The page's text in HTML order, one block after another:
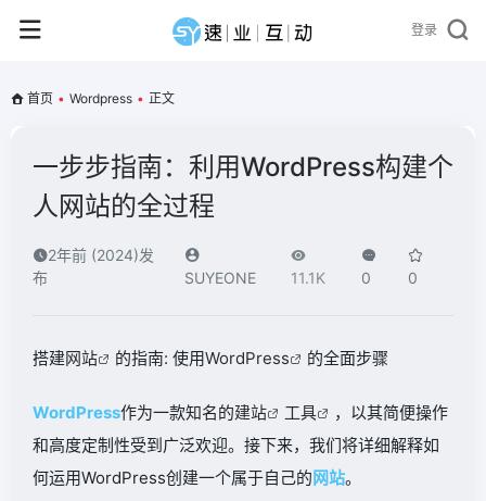
登录
首页 • Wordpress • 正文
一步步指南：利用WordPress构建个
人网站的全过程
2年前 (2024)发
布
SUYEONE 11.1K 0 0
搭建网站 的指南: 使用WordPress 的全面步骤
WordPress作为一款知名的建站 工具
，以其简便操作
和高度定制性受到广泛欢迎。接下来，我们将详细解释如
何运用WordPress创建一个属于自己的网站。